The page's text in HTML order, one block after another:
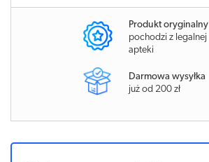
Produkt oryginalny
pochodzi z legalnej
apteki
Darmowa wysyłka
już od 200 zł